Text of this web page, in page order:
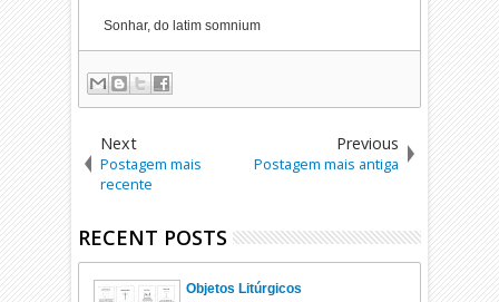
Sonhar, do latim somnium
Next
Postagem mais
recente
Previous
Postagem mais antiga
RECENT POSTS
Objetos Litúrgicos